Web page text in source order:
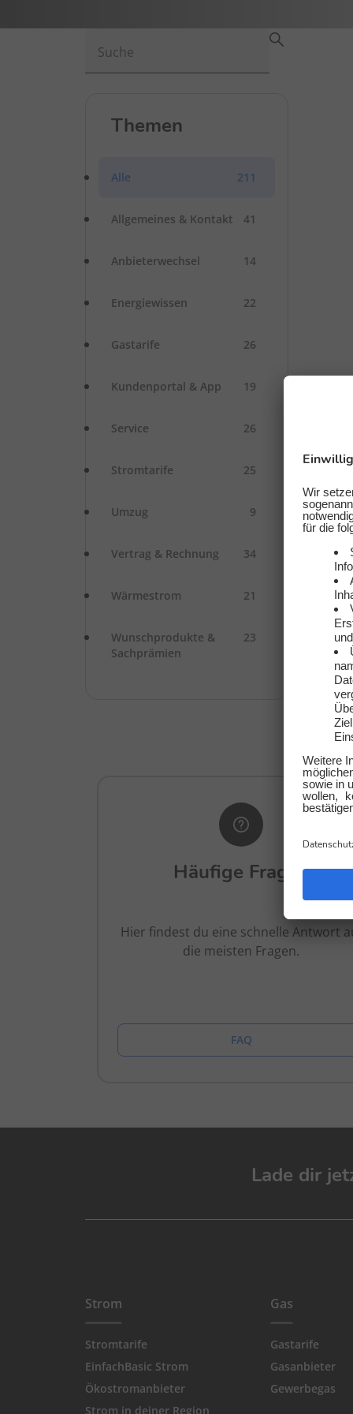
Suche
Themen
Alle 211
Allgemeines & Kontakt 41
Anbieterwechsel 14
Energiewissen 22
Gastarife 26
Kundenportal & App 19
Service 26
Stromtarife 25
Umzug 9
Vertrag & Rechnung 34
Wärmestrom 21
Wunschprodukte &
Sachprämien
23
Häufige Fragen
Hier findest du eine schnelle Antwort
die meisten Fragen.
FAQ
Lade dir
Strom
Stromtarife
EinfachBasic Strom
Ökostromanbieter
Strom in deiner Region
Gas
Gastarife
Gasanbieter
Gewerbegas